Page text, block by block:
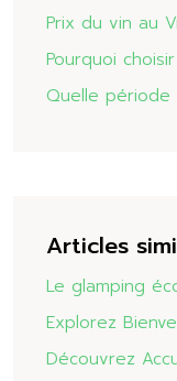
Prix du vin au
Pourquoi
Quelle période
Articles
Le glamping
Explorez
Découvrez